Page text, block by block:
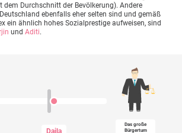
dem Durchschnitt der Bevölkerung). Andere
ebenfalls eher selten sind und gemäß
ein ähnlich hohes Sozialprestige aufweisen, sind
und Aditi.
Das große
Bürgertum